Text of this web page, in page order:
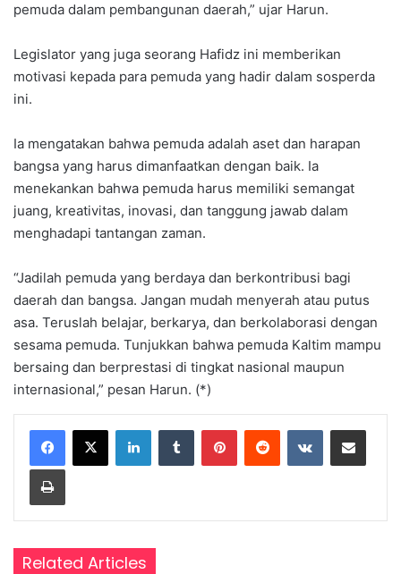
pemuda dalam pembangunan daerah,” ujar Harun.
Legislator yang juga seorang Hafidz ini memberikan
motivasi kepada para pemuda yang hadir dalam sosperda
ini.
Ia mengatakan bahwa pemuda adalah aset dan harapan
bangsa yang harus dimanfaatkan dengan baik. Ia
menekankan bahwa pemuda harus memiliki semangat
juang, kreativitas, inovasi, dan tanggung jawab dalam
menghadapi tantangan zaman.
“Jadilah pemuda yang berdaya dan berkontribusi bagi
daerah dan bangsa. Jangan mudah menyerah atau putus
asa. Teruslah belajar, berkarya, dan berkolaborasi dengan
sesama pemuda. Tunjukkan bahwa pemuda Kaltim mampu
bersaing dan berprestasi di tingkat nasional maupun
internasional,” pesan Harun. (*)
Related Articles